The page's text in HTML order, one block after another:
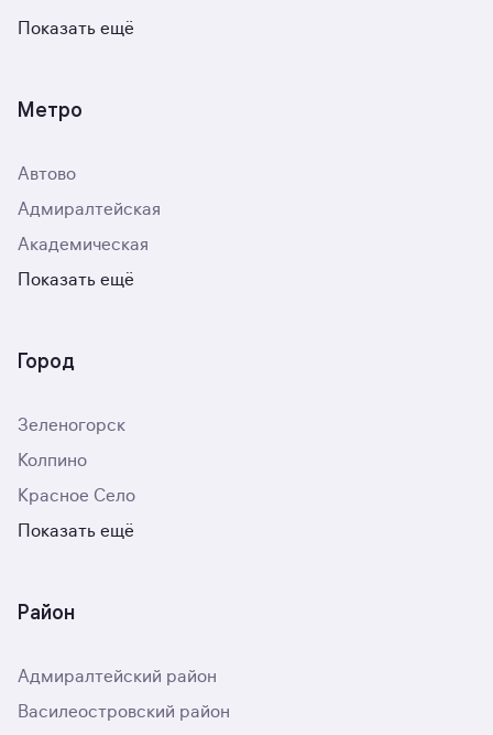
Показать ещё
Метро
Автово
Адмиралтейская
Академическая
Показать ещё
Город
Зеленогорск
Колпино
Красное Село
Показать ещё
Район
Адмиралтейский район
Василеостровский район